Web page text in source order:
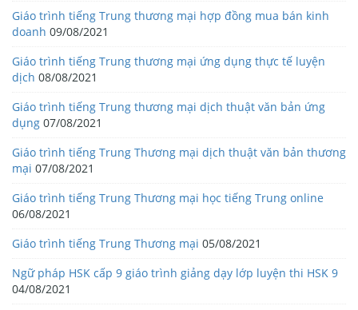
Giáo trình tiếng Trung thương mại hợp đồng mua bán kinh
doanh 09/08/2021
Giáo trình tiếng Trung thương mại ứng dụng thực tế luyện
dịch 08/08/2021
Giáo trình tiếng Trung thương mại dịch thuật văn bản ứng
dụng 07/08/2021
Giáo trình tiếng Trung Thương mại dịch thuật văn bản thương
mại 07/08/2021
Giáo trình tiếng Trung Thương mại học tiếng Trung online
06/08/2021
Giáo trình tiếng Trung Thương mại 05/08/2021
Ngữ pháp HSK cấp 9 giáo trình giảng dạy lớp luyện thi HSK 9
04/08/2021